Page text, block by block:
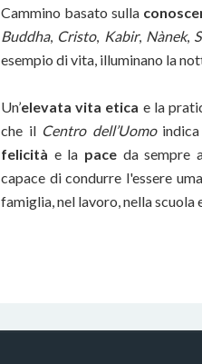
Cammino basato sulla
Buddha, Cristo, Kabir, Nànek,
esempio di vita, illuminano la
Un’elevata vita etica e la
che il Centro dell’Uomoindica
felicità e la pace da sempre
capace di condurre l'essere
famiglia, nel lavoro, nella scuola